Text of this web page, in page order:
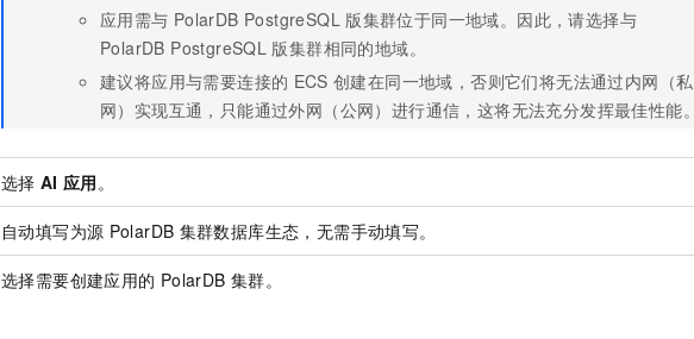
应用需与 PolarDB PostgreSQL 版集群位于同一地域。因此，请选择与
PolarDB PostgreSQL 版集群相同的地域。
建议将应用与需要连接的 ECS 创建在同一地域，否则它们将无法通过内网（私
网）实现互通，只能通过外网（公网）进行通信，这将无法充分发挥最佳性能。
选择 AI 应用。
自动填写为源 PolarDB 集群数据库生态，无需手动填写。
选择需要创建应用的 PolarDB 集群。